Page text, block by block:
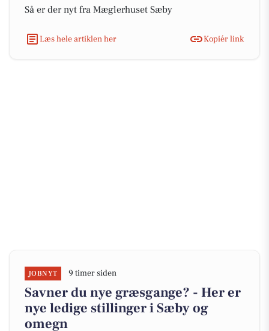
Så er der nyt fra Mæglerhuset Sæby
Læs hele artiklen her Kopiér link
JOBNYT 9 timer siden
Savner du nye græsgange? - Her er
nye ledige stillinger i Sæby og
omegn